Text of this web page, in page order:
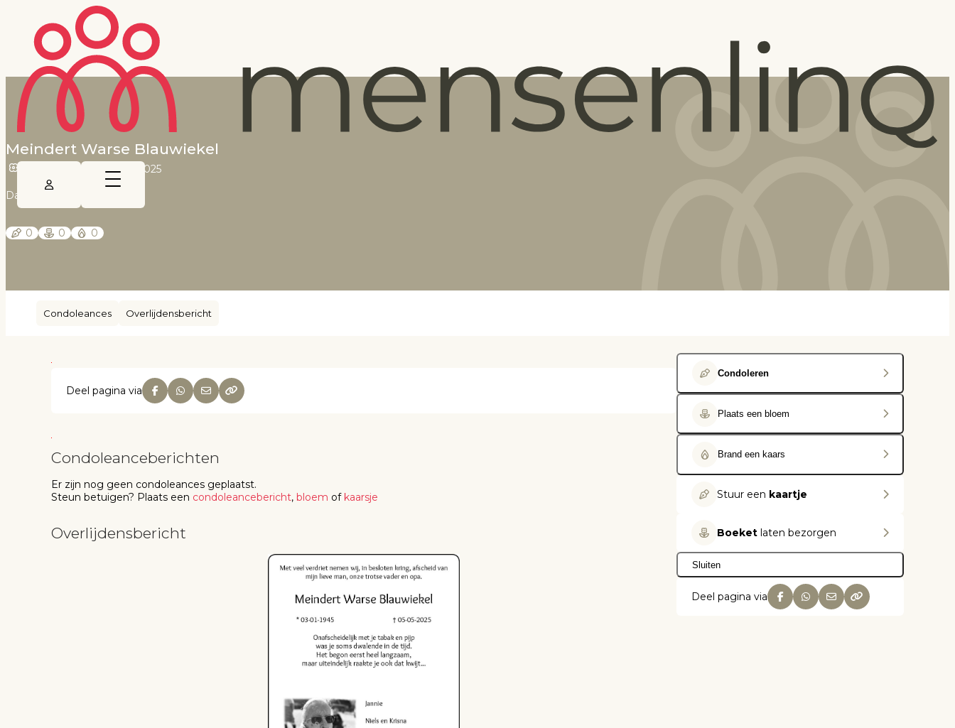
Meindert Warse Blauwiekel
3 januari 1945 5 mei 2025
Dagblad van het Noorden
0 0 0
Condoleances Overlijdensbericht
Deel pagina via
Condoleanceberichten
Er zijn nog geen condoleances geplaatst.
Steun betuigen? Plaats een condoleancebericht, bloem of kaarsje
Overlijdensbericht
Condoleren
Plaats een bloem
Brand een kaars
Stuur een kaartje
Boeket laten bezorgen
Sluiten
Deel pagina via